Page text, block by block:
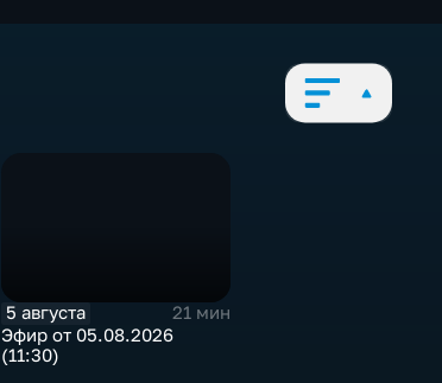
5 августа
21 мин
Эфир от 05.08.2026
(11:30)